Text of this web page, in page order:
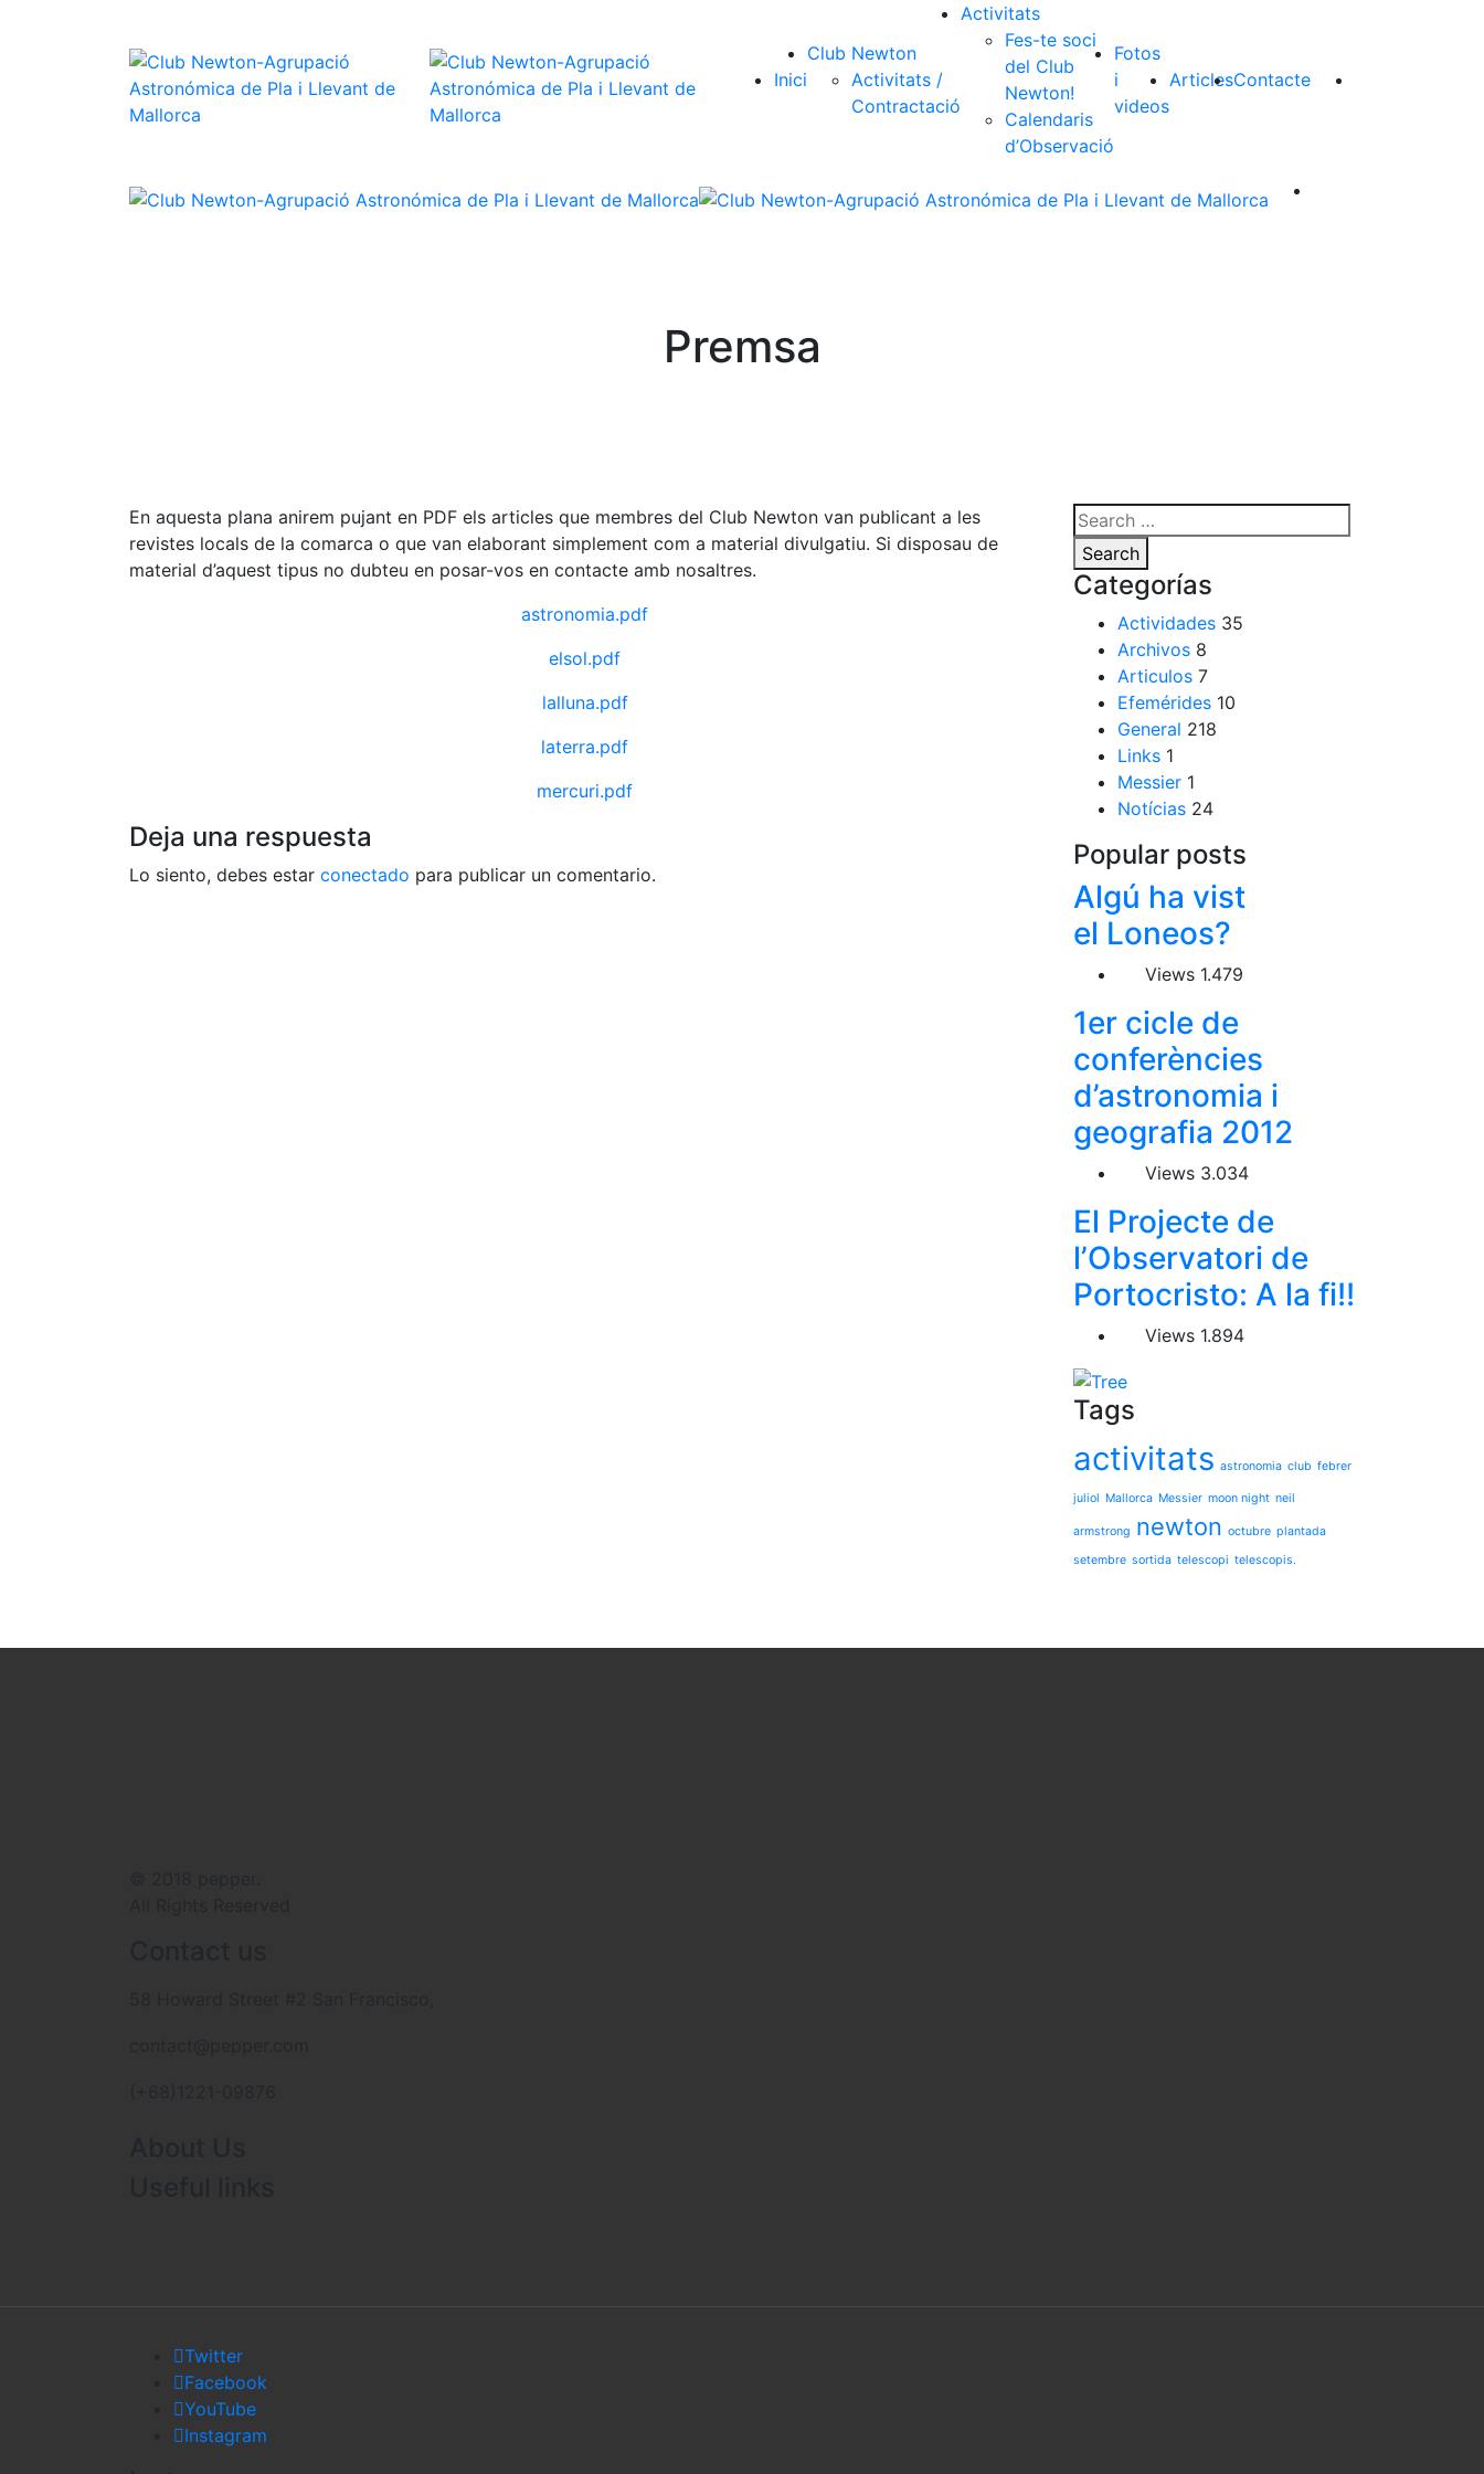
Inici
Club Newton
Activitats /
Contractació
Activitats
Fes-te soci
del Club
Newton!
Calendaris
d’Observació
Fotos
i
videos
ArticlesContacte
Premsa
En aquesta plana anirem pujant en PDF els articles que membres del Club Newton van publicant a les
revistes locals de la comarca o que van elaborant simplement com a material divulgatiu. Si disposau de
material d’aquest tipus no dubteu en posar-vos en contacte amb nosaltres.
astronomia.pdf
elsol.pdf
lalluna.pdf
laterra.pdf
mercuri.pdf
Deja una respuesta
Lo siento, debes estar conectado para publicar un comentario.
Search
Categorías
Actividades 35
Archivos 8
Articulos 7
Efemérides 10
General 218
Links 1
Messier 1
Notícias 24
Popular posts
Algú ha vist
el Loneos?
Views 1.479
1er cicle de
conferències
d’astronomia i
geografia 2012
Views 3.034
El Projecte de
l’Observatori de
Portocristo: A la fi!!
Views 1.894
Tags
activitats astronomia club febrer
juliol Mallorca Messier moon night neil
armstrong newton octubre plantada
setembre sortida telescopi telescopis.
Twitter
Facebook
YouTube
Instagram